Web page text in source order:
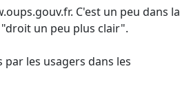
C'est un peu dans la
un peu plus clair".
les usagers dans les